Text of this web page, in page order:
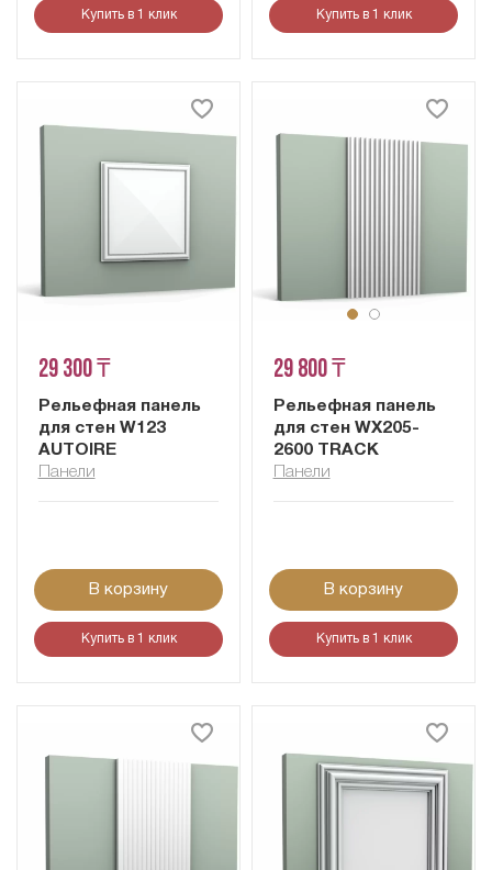
Купить в 1 клик Купить в 1 клик
29 300 ₸
Рельефная панель
для стен W123
AUTOIRE
Панели
В корзину
Купить в 1 клик
29 800 ₸
Рельефная панель
для стен WX205-
2600 TRACK
Панели
В корзину
Купить в 1 клик